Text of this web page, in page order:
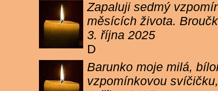
Zapaluji sedmý
měsících života.
3. října 2025
D
Barunko moje milá,
vzpomínkovou